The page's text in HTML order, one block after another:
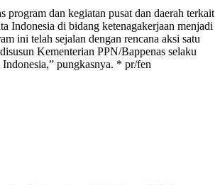
program dan kegiatan pusat dan daerah terkait
Indonesia di bidang ketenagakerjaan menjadi
ini telah sejalan dengan rencana aksi satu
Kementerian PPN/Bappenas selaku
Indonesia,” pungkasnya. * pr/fen